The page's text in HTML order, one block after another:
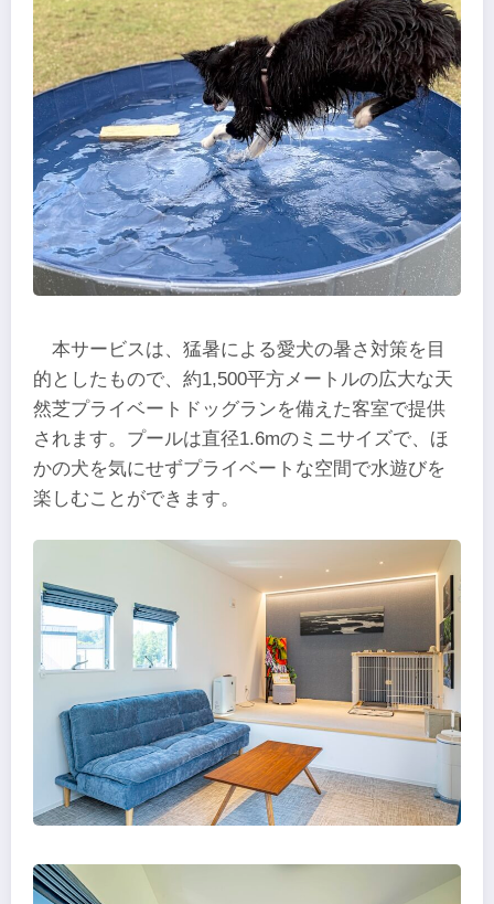
本サービスは、猛暑による愛犬の暑さ対策を目
的としたもので、約1,500平方メートルの広大な天
然芝プライベートドッグランを備えた客室で提供
されます。プールは直径1.6mのミニサイズで、ほ
かの犬を気にせずプライベートな空間で水遊びを
楽しむことができます。